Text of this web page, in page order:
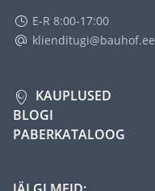
E-R 8:00-17:00
klienditugi@bauhof.ee
KAUPLUSED
BLOGI
PABERKATALOOG